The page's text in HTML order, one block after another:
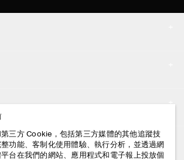
三方 Cookie，包括第三方媒體的其他追蹤技
功能、客制化使用體驗、執行分析，並透過網
台在我們的網站、應用程式和電子報上投放個